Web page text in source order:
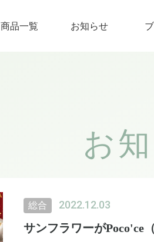
商品一覧 お知らせ
お
総合 2022.12.03
サンフラワーがPoco'ce